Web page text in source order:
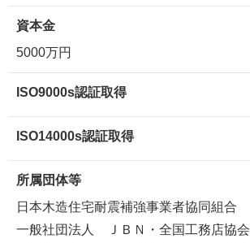
資本金
5000万円
ISO9000s認証取得
ISO14000s認証取得
所属団体等
日本木造住宅耐震補強事業者協同組合
一般社団法人 ＪＢＮ・全国工務店協会